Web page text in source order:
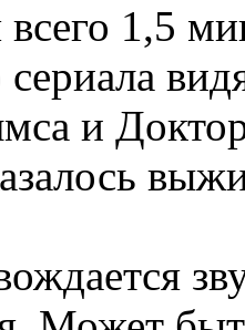
всего 1,5
сериала
и